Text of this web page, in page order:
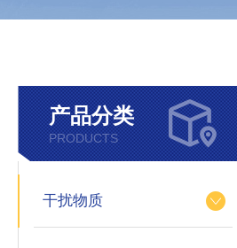
产品分类
PRODUCTS
干扰物质